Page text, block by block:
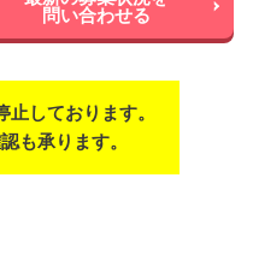
問い合わせる
しております。
も承ります。